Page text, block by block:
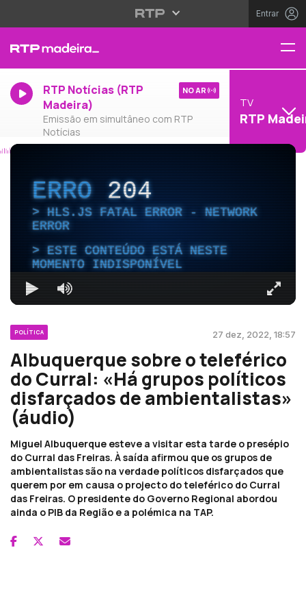
Entrar
RTP Notícias (RTP
Madeira)
Emissão em simultâneo com RTP
Notícias
NO AR
TV
RTP
ERRO204
HLS.JS FATAL ERROR - NETWORK
ERROR
ESTE CONTEÚDO ESTÁ NESTE
MOMENTO INDISPONÍVEL
POLÍTICA 27 dez, 2022, 18:57
Albuquerque sobre o teleférico
do Curral: «Há grupos políticos
disfarçados de ambientalistas»
(áudio)
Miguel Albuquerque esteve a visitar esta tarde o presépio
do Curral das Freiras. À saída afirmou que os grupos de
ambientalistas são na verdade políticos disfarçados que
querem por em causa o projecto do teleférico do Curral
das Freiras. O presidente do Governo Regional abordou
ainda o PIB da Região e a polémica na TAP.